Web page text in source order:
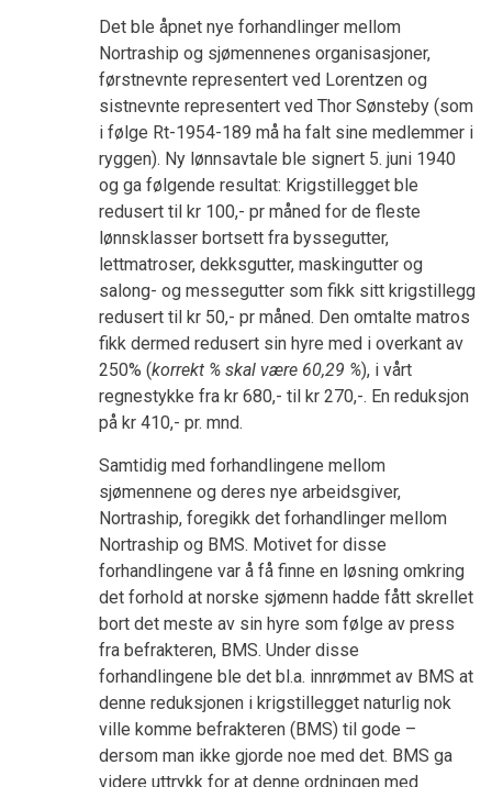
Det ble åpnet nye forhandlinger mellom
Nortraship og sjømennenes organisasjoner,
førstnevnte representert ved Lorentzen og
sistnevnte representert ved Thor Sønsteby (som
i følge Rt-1954-189 må ha falt sine medlemmer i
ryggen). Ny lønnsavtale ble signert 5. juni 1940
og ga følgende resultat: Krigstillegget ble
redusert til kr 100,- pr måned for de fleste
lønnsklasser bortsett fra byssegutter,
lettmatroser, dekksgutter, maskingutter og
salong- og messegutter som fikk sitt krigstillegg
redusert til kr 50,- pr måned. Den omtalte matros
fikk dermed redusert sin hyre med i overkant av
250% (korrekt % skal være 60,29 %), i vårt
regnestykke fra kr 680,- til kr 270,-. En reduksjon
på kr 410,- pr. mnd.
Samtidig med forhandlingene mellom
sjømennene og deres nye arbeidsgiver,
Nortraship, foregikk det forhandlinger mellom
Nortraship og BMS. Motivet for disse
forhandlingene var å få finne en løsning omkring
det forhold at norske sjømenn hadde fått skrellet
bort det meste av sin hyre som følge av press
fra befrakteren, BMS. Under disse
forhandlingene ble det bl.a. innrømmet av BMS at
denne reduksjonen i krigstillegget naturlig nok
ville komme befrakteren (BMS) til gode –
dersom man ikke gjorde noe med det. BMS ga
videre uttrykk for at denne ordningen med